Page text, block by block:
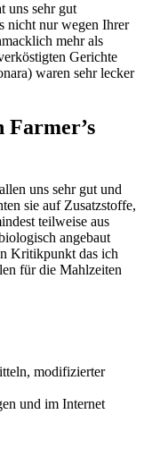
uns sehr gut
nicht nur wegen Ihrer
mehr als
Gerichte
waren sehr lecker
uns sehr gut und
sie auf Zusatzstoffe,
teilweise aus
angebaut
Kritikpunkt das ich
für die Mahlzeiten
modifizierter
und im Internet